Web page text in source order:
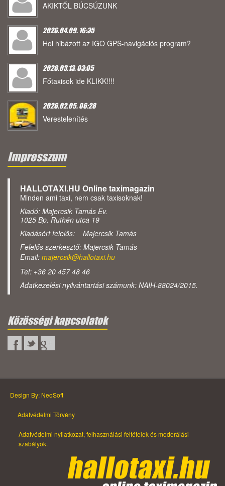
AKIKTŐL BÚCSÚZUNK
2026.04.09. 16:35
Hol hibázott az IGO GPS-navigációs program?
2026.03.13. 03:05
Főtaxisok ide KLIKK!!!!
2026.02.05. 06:28
Verestelenítés
Impresszum
HALLOTAXI.HU Online taximagazin
Minden ami taxi, nem csak taxisoknak!
Kiadó: Majercsik Tamás Ev.
1025 Bp. Ruthén utca 19
Kiadásért felelős: Majercsik Tamás
Felelős szerkesztő: Majercsik Tamás
Email: majercsik@hallotaxi.hu
Tel: +36 20 457 48 46
Adatkezelési nyilvántartási számunk: NAIH-88024/2015.
Közösségi kapcsolatok
Design By: NeoSoft
Adatvédelmi Törvény
Adatvédelmi nyilatkozat, felhasználási feltételek és moderálási
szabályok.